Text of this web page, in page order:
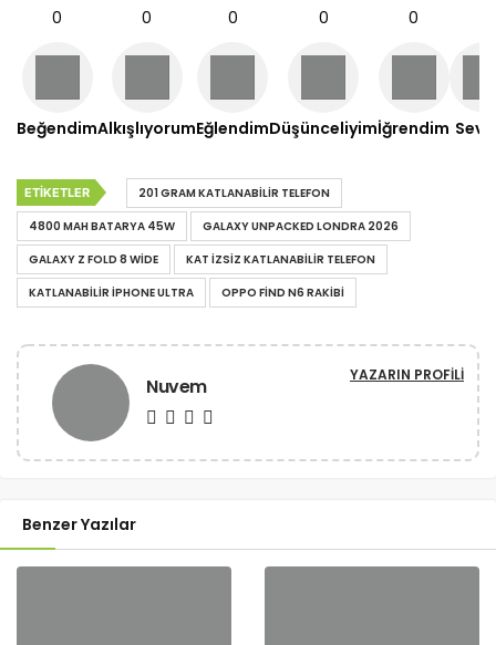
0
Beğendim
0
Alkışlıyorum
0
Eğlendim
0
Düşünceliyim
0
İğrendim
ETIKETLER
201 GRAM KATLANABILIR TELEFON
4800 MAH BATARYA 45W
GALAXY UNPACKED LONDRA 2026
GALAXY Z FOLD 8 WIDE
KAT IZSIZ KATLANABILIR TELEFON
KATLANABILIR IPHONE ULTRA
OPPO FIND N6 RAKIBI
Nuvem YAZARIN PROFILI
Benzer Yazılar